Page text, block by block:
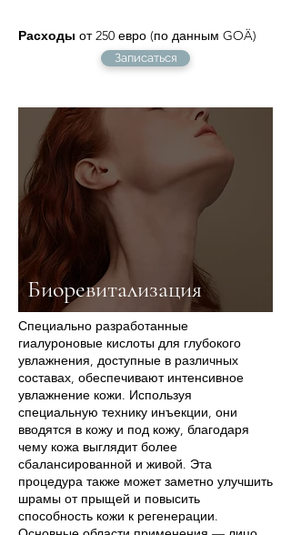
Расходы от 250 евро (по данным GOÄ)
Записаться
Биоревитализация
Специально разработанные
гиалуроновые кислоты для глубокого
увлажнения, доступные в различных
составах, обеспечивают интенсивное
увлажнение кожи. Используя
специальную технику инъекции, они
вводятся в кожу и под кожу, благодаря
чему кожа выглядит более
сбалансированной и живой. Эта
процедура также может заметно улучшить
шрамы от прыщей и повысить
способность кожи к регенерации.